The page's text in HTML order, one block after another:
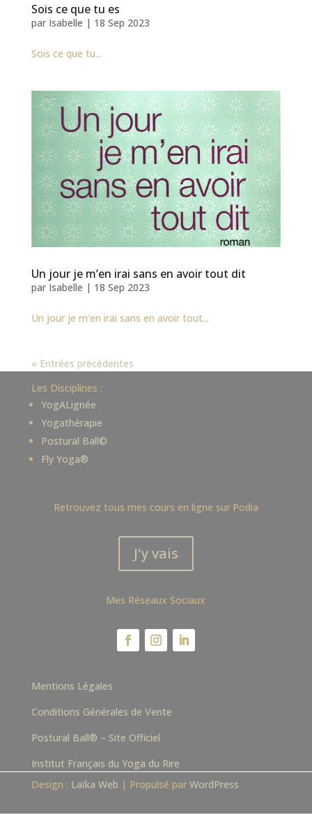
Sois ce que tu es
par Isabelle | 18 Sep 2023
Sois ce que tu...
Un jour je m’en irai sans en avoir tout dit
par Isabelle | 18 Sep 2023
Un jour je m’en irai sans en avoir tout...
« Entrées précédentes
Les Disciplines :
YogALignée
Yogathérapie
Postural Ball©
Fly Yoga®
Retrouvez tous mes cours en ligne sur Podia
J'y vais
Mes Réseaux Sociaux
Mentions Légales
Conditions Générales de Vente
Postural Ball® – Site Officiel
Institut Français du Yoga du Rire
Design : Laïka Web | Propulsé par WordPress